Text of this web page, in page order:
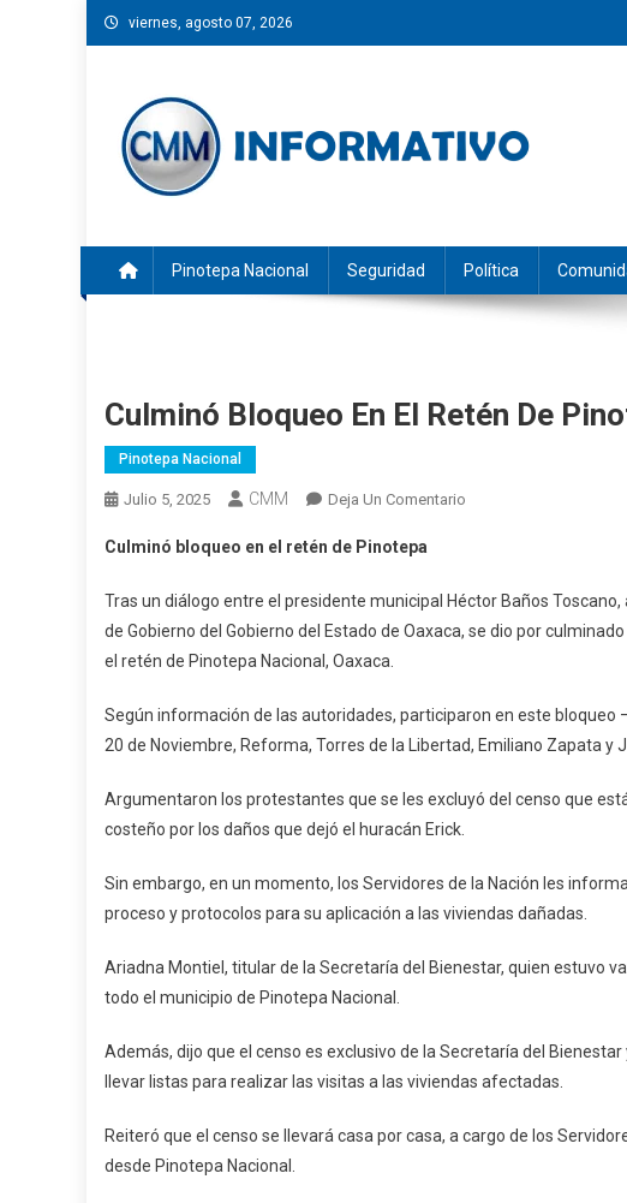
Saltar
al
viernes, agosto 07, 2026
Pinotepa Nacional Seguridad Política
Culminó Bloqueo En El Retén De
Pinotepa Nacional
Julio 5, 2025 CMM Deja Un Comentario
El
Retén
Culminó bloqueo en el retén de Pinotepa
Tras un diálogo entre el presidente municipal Héctor Baños
de Gobierno del Gobierno del Estado de Oaxaca, se dio por
el retén de Pinotepa Nacional, Oaxaca.
Según información de las autoridades, participaron en este
20 de Noviembre, Reforma, Torres de la Libertad, Emiliano Zapata y
Argumentaron los protestantes que se les excluyó del censo que
costeño por los daños que dejó el huracán Erick.
Sin embargo, en un momento, los Servidores de la Nación les
proceso y protocolos para su aplicación a las viviendas dañadas.
Ariadna Montiel, titular de la Secretaría del Bienestar, quien estuvo
todo el municipio de Pinotepa Nacional.
Además, dijo que el censo es exclusivo de la Secretaría del
llevar listas para realizar las visitas a las viviendas afectadas.
Reiteró que el censo se llevará casa por casa, a cargo de los
desde Pinotepa Nacional.